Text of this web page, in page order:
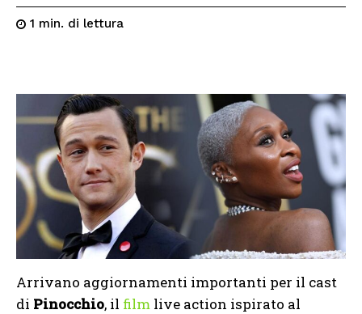
1 min. di lettura
Arrivano aggiornamenti importanti per il cast
di Pinocchio, il film live action ispirato al